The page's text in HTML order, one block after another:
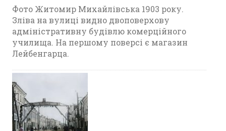
Фото Житомир Михайлівська 1903 року.
Зліва на вулиці видно двоповерхову
адміністративну будівлю комерційного
училища. На першому поверсі є магазин
Лейбенгарца.